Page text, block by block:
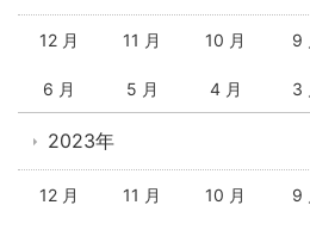
12 月 11 月 10 月 9
6 月 5 月 4 月 3
2023年
12 月 11 月 10 月 9